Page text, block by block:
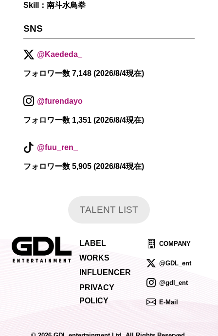
Skill：南斗水鳥拳
SNS
@Kaededa_
フォロワー数 7,148 (2026/8/4現在)
@furendayo
フォロワー数 1,351 (2026/8/4現在)
@fuu_ren_
フォロワー数 5,905 (2026/8/4現在)
TALENT LIST
LABEL
WORKS
INFLUENCER
PRIVACY
POLICY
COMPANY
@GDL_ent
@gdl_ent
E-Mail